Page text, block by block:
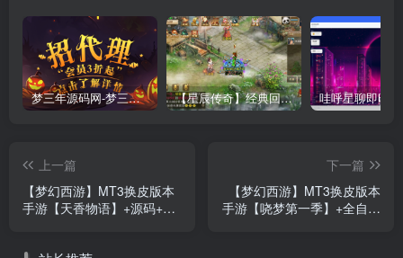
梦三年源码网-梦三年ym会员代理详情 【星辰传奇】经典回合制手游+安卓端+GM工具+详细搭建教程
上一篇
【梦幻西游】MT3换皮版本
手游【天香物语】+源码+全
下一篇
【梦幻西游】MT3换皮版本
手游【哓梦第一季】+全自动